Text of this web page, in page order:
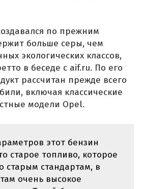
по прежним
больше серы, чем
экологических классов,
в беседе с aif.ru. По его
рассчитан прежде всего
включая классические
модели Opel.
этот бензин
старое топливо, которое
старым стандартам, в
очень высокое